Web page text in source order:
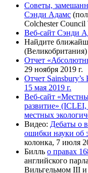
Советы,
Сэнди Адамс
Colchester Council
Веб-сайт Сэнди
Найдите
(Великобритания)
Отчет
29 ноября 2019 г.
Отчет Sainsbury’s
15 мая 2019 г.
Веб-сайт
развитие»
местных
Видео: Дебаты о
ошибки науки об
колонка, 7 июля
Билль о правах
английского
Вильгельмом III